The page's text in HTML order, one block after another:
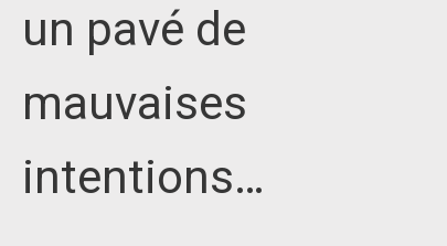
un pavé de
mauvaises
intentions…